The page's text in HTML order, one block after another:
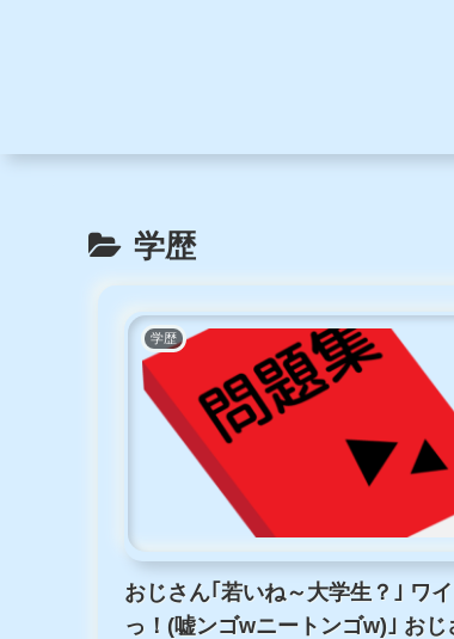
学歴
学歴
おじさん｢若いね～大学生？｣ ワ
っ！(嘘ンゴwニートンゴw)｣ おじ